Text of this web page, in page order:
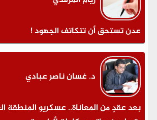
عدن تستحق أن تتكاتف الجهود !
د. غسان ناصر عبادي
بعد عقدٍ من المعاناة.. عسكريو المنطقة